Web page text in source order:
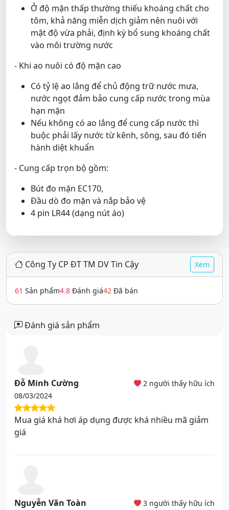
Ở độ mặn thấp thường thiếu khoáng chất cho
tôm, khả năng miễn dịch giảm nên nuôi với
mật độ vừa phải, định kỳ bổ sung khoáng chất
vào môi trường nước
- Khi ao nuôi có độ mặn cao
Có tỷ lệ ao lắng để chủ động trữ nước mưa,
nước ngọt đảm bảo cung cấp nước trong mùa
hạn mặn
Nếu không có ao lắng để cung cấp nước thì
buộc phải lấy nước từ kênh, sông, sau đó tiến
hành diệt khuẩn
- Cung cấp trọn bộ gồm:
Bút đo mặn EC170,
Đầu dò đo mặn và nắp bảo vệ
4 pin LR44 (dạng nút áo)
Công Ty CP ĐT TM DV Tin Cậy Xem
61 Sản phẩm4.8 Đánh giá42 Đã bán
Đánh giá sản phẩm
Đỗ Minh Cường
08/03/2024
2 người thấy hữu ích
Mua giá khá hơi áp dụng được khá nhiều mã giảm
giá
Nguyễn Văn Toàn 3 người thấy hữu ích